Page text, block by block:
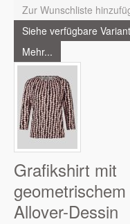
Zur Wunschliste
Siehe verfügbare
Mehr...
Grafikshirt mit
geometrischem
Allover-Dessin